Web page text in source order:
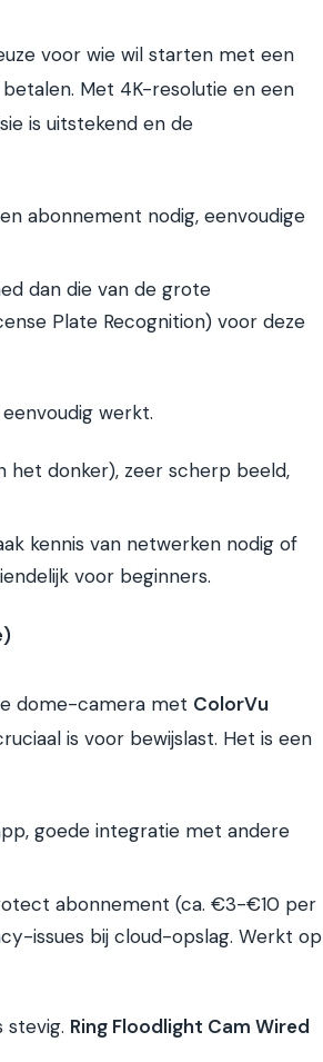
voor wie wil starten met een
Met 4K-resolutie en een
is uitstekend en de
abonnement nodig, eenvoudige
dan die van de grote
Plate Recognition) voor deze
werkt.
het donker), zeer scherp beeld,
kennis van netwerken nodig of
voor beginners.
dome-camera met ColorVu
is voor bewijslast. Het is een
goede integratie met andere
abonnement (ca. €3-€10 per
issues bij cloud-opslag. Werkt op
stevig. Ring Floodlight Cam Wired